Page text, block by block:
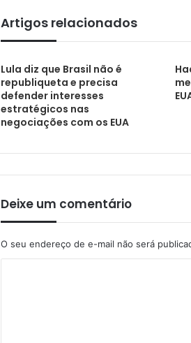
Confira as novas regras do
Governo inicia projeto
Artigos relacionados
Lula diz que Brasil não é
republiqueta e precisa
defender interesses
estratégicos nas
negociações com os EUA
Deixe um comentário
O seu endereço de e-mail não será